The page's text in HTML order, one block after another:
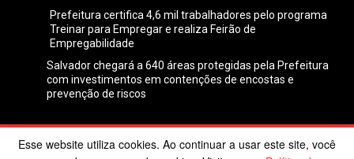
Prefeitura certifica 4,6 mil trabalhadores pelo programa
Treinar para Empregar e realiza Feirão de
Empregabilidade
Salvador chegará a 640 áreas protegidas pela Prefeitura
com investimentos em contenções de encostas e
prevenção de riscos
©2024 Dia Bahia. Todos os direitos reservados | Desenvolvido
Esse website utiliza cookies. Ao continuar a usar este site, você